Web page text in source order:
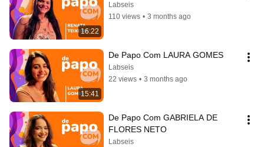
16:22
Labseis
110 views • 3 months ago
15:41
De Papo Com LAURA GOMES
Labseis
22 views • 3 months ago
De Papo Com GABRIELA DE
FLORES NETO
Labseis